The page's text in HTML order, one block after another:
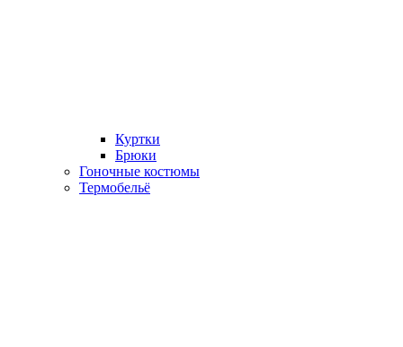
Куртки
Брюки
Гоночные костюмы
Термобельё